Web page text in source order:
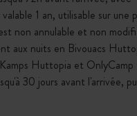
1 an, utilisable sur une
non annulable et non
aux nuits en Bivouacs
Huttopia et OnlyCamp
30 jours avant l'arrivée,